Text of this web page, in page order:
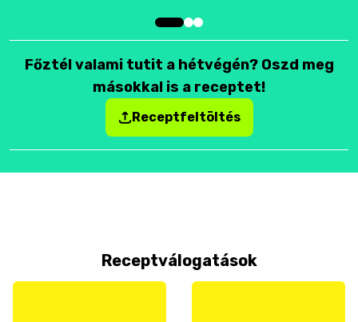
Főztél valami tutit a hétvégén? Oszd meg
másokkal is a receptet!
Receptfeltöltés
Receptválogatások